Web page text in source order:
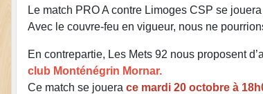
Le match PRO A contre Limoges CSP se
Avec le couvre-feu en vigueur, nous ne
En contrepartie, Les Mets 92 nous proposent
club Monténégrin Mornar.
Ce match se jouera ce mardi 20 octobre à